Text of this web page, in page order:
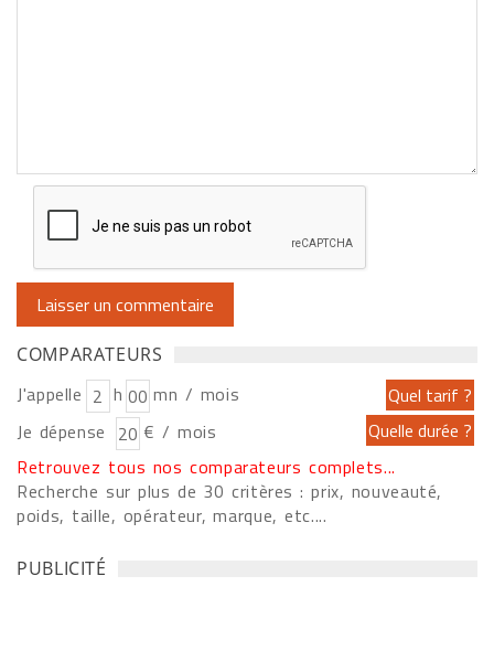
COMPARATEURS
J'appelle h
mn / mois
Je dépense
€ / mois
Retrouvez tous nos comparateurs complets...
Recherche sur plus de 30 critères : prix, nouveauté,
poids, taille, opérateur, marque, etc....
PUBLICITÉ